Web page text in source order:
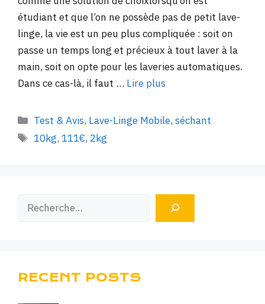
étudiant et que l’on ne possède pas de petit lave-
linge, la vie est un peu plus compliquée : soit on
passe un temps long et précieux à tout laver à la
main, soit on opte pour les laveries automatiques.
Dans ce cas-là, il faut … Lire plus
Catégories
Test & Avis, Lave-Linge Mobile,séchant
Étiquettes
10kg,111€, 2kg
Rechercher
RECENT POSTS